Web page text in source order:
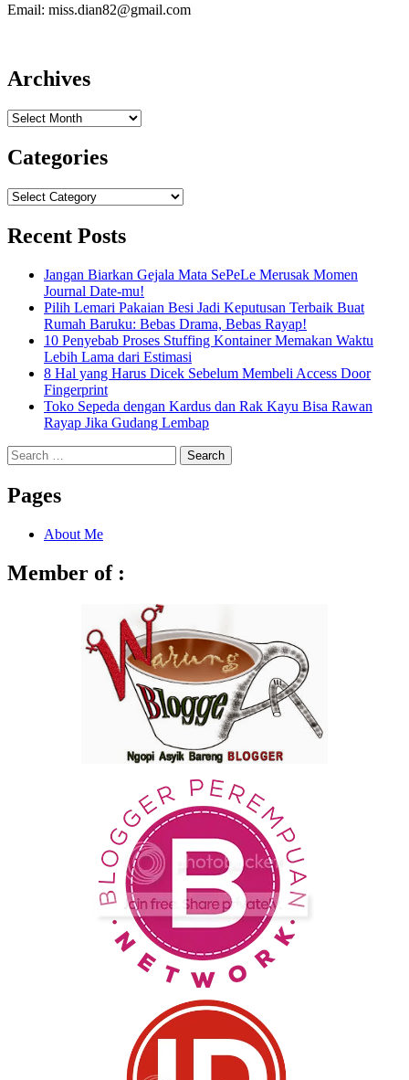
Email: miss.dian82@gmail.com
Archives
Archives
Categories
Categories
Recent Posts
Jangan Biarkan Gejala Mata SePeLe Merusak Momen
Journal Date-mu!
Pilih Lemari Pakaian Besi Jadi Keputusan Terbaik Buat
Rumah Baruku: Bebas Drama, Bebas Rayap!
10 Penyebab Proses Stuffing Kontainer Memakan Waktu
Lebih Lama dari Estimasi
8 Hal yang Harus Dicek Sebelum Membeli Access Door
Fingerprint
Toko Sepeda dengan Kardus dan Rak Kayu Bisa Rawan
Rayap Jika Gudang Lembap
Search
for:
Pages
About Me
Member of :